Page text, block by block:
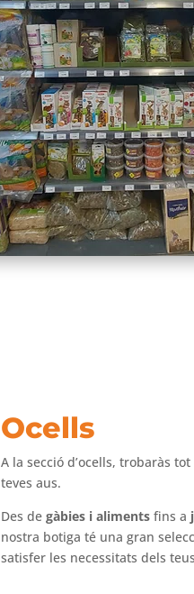
Ocells
A la secció d’ocells, trobaràs
teves aus.
Des de gàbies i alimentsfins a
nostra botiga té una gran
satisfer les necessitats dels